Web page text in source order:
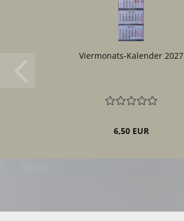
Viermonats-Kalender 2027
6,50 EUR